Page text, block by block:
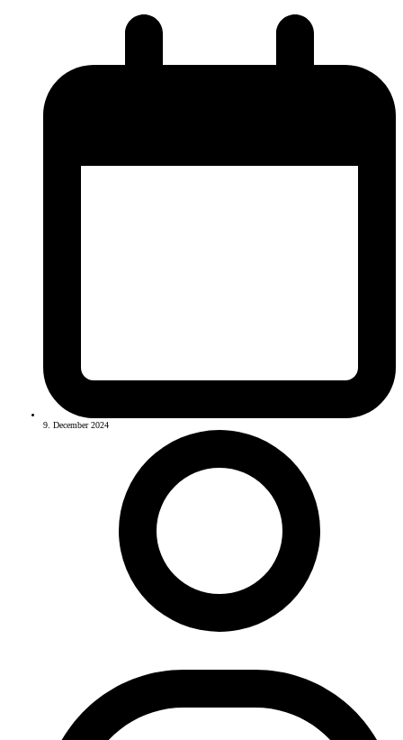
9. December 2024